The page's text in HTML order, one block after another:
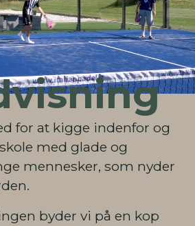
for at kigge indenfor og
med glade og
mennesker, som nyder
byder vi på en kop